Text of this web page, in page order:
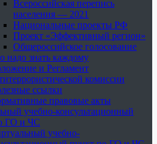
Всероссийская перепись
населения — 2021
Национальные проекты РФ
Проект «Эффективный регион»
Общероссийское голосование
надо знать каждому
и Регламент
комиссии
ссылки
правовые акты
учебно-консультационный
ГО и ЧС
учебно-